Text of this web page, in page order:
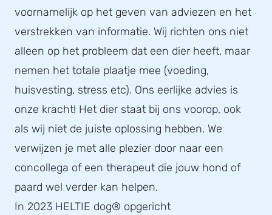
voornamelijk op het geven van adviezen en het
verstrekken van informatie. Wij richten ons niet
alleen op het probleem dat een dier heeft, maar
nemen het totale plaatje mee (voeding,
huisvesting, stress etc). Ons eerlijke advies is
onze kracht! Het dier staat bij ons voorop, ook
als wij niet de juiste oplossing hebben. We
verwijzen je met alle plezier door naar een
concollega of een therapeut die jouw hond of
paard wel verder kan helpen.
In 2023 HELTIE dog® opgericht